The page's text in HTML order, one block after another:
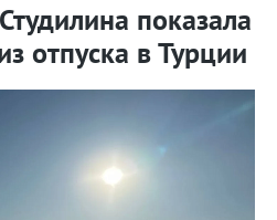
показала
отпуска в Турции